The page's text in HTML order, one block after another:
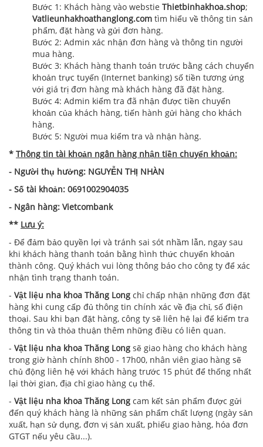
Bước 1: Khách hàng vào webstie Thietbinhakhoa.shop;
Vatlieunhakhoathanglong.com tìm hiểu về thông tin sản
phẩm, đặt hàng và gửi đơn hàng.
Bước 2: Admin xác nhận đơn hàng và thông tin người
mua hàng.
Bước 3: Khách hàng thanh toán trước bằng cách chuyển
khoản trực tuyến (Internet banking) số tiền tương ứng
với giá trị đơn hàng mà khách hàng đã đặt hàng.​
Bước 4: Admin kiểm tra đã nhận được tiền chuyển
khoản của khách hàng, tiến hành gửi hàng cho khách
hàng.
Bước 5: Người mua kiểm tra và nhận hàng.​​
* Thông tin tài khoản ngân hàng nhận tiền chuyển khoản:
- Người thụ hưởng: NGUYỄN THỊ NHÀN
- Số tài khoản: 0691002904035
- Ngân hàng: Vietcombank
** Lưu ý:
- Để đảm bảo quyền lợi và tránh sai sót nhầm lẫn, ngay sau
khi khách hàng thanh toán bằng hình thức chuyển khoản
thành công. Quý khách vui lòng thông báo cho công ty để xác
nhận tình trạng thanh toán.
- Vật liệu nha khoa Thăng Long chỉ chấp nhận những đơn đặt
hàng khi cung cấp đủ thông tin chính xác về địa chỉ, số điện
thoại. Sau khi bạn đặt hàng, công ty sẽ liên hệ lại để kiểm tra
thông tin và thỏa thuận thêm những điều có liên quan.
- Vật liệu nha khoa Thăng Long sẽ giao hàng cho khách hàng
trong giờ hành chính 8h00 - 17h00, nhân viên giao hàng sẽ
chủ động liên hệ với khách hàng trước 15 phút để thống nhất
lại thời gian, địa chỉ giao hàng cụ thể.
- Vật liệu nha khoa Thăng Long cam kết sản phẩm được gửi
đến quý khách hàng là những sản phẩm chất lượng (ngày sản
xuất, hạn sử dụng, đơn vị sản xuất, phiếu giao hàng, hóa đơn
GTGT nếu yêu cầu...).